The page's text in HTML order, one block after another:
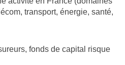
transport, énergie, santé,
fonds de capital risque